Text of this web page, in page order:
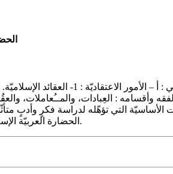
والأصول الذاتيّة. 3- الفقه وأقسامه :
الحضارة العربيّة الإسلاميّة تأخذ بالحُسبان مناهج تحليل النصوص المختلفة، وتَعَدّد الاختصاصات (التاريخ، وعلم الاجتماع، والانتروبولوجيا).